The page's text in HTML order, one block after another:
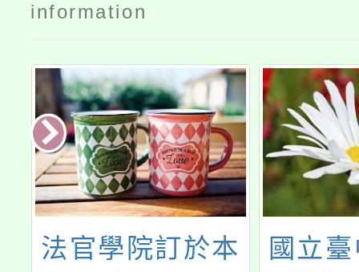
information
國立臺中教育大
桃園